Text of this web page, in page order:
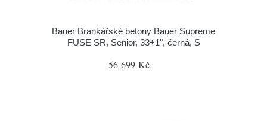
Bauer Brankářské betony Bauer Supreme
FUSE SR, Senior, 33+1", černá, S
56 699 Kč